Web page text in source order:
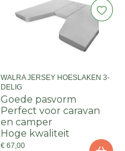
WALRA JERSEY HOESLAKEN 3-
DELIG
Goede pasvorm
Perfect voor caravan
en camper
Hoge kwaliteit
€ 67,00